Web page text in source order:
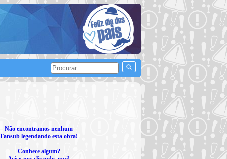
Não encontramos nenhum
Fansub legendando esta obra!
Conhece algum?